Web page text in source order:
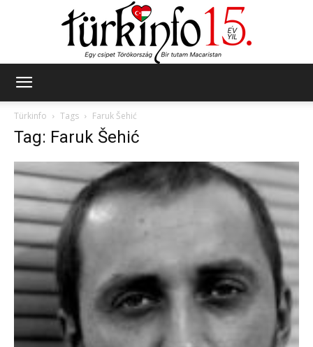
Türkinfo
Tags Faruk Šehić
Tag: Faruk Šehić